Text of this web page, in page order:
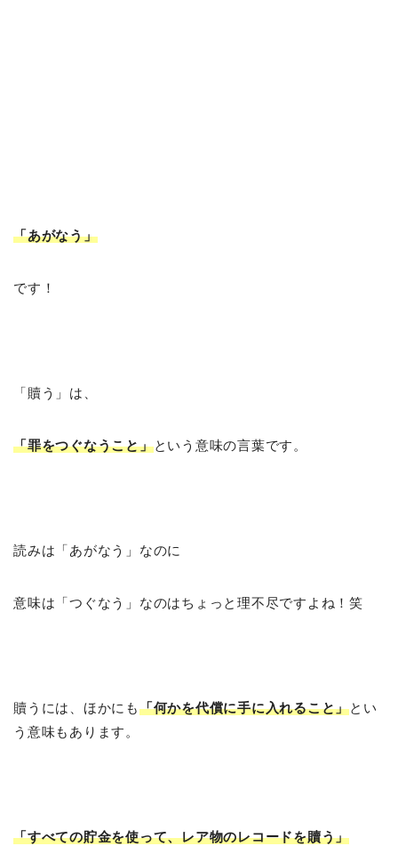
「あがなう」
です！
「贖う」は、
「罪をつぐなうこと」という意味の言葉です。
読みは「あがなう」なのに
意味は「つぐなう」なのはちょっと理不尽ですよね！笑
贖うには、ほかにも「何かを代償に手に入れること」とい
う意味もあります。
「すべての貯金を使って、レア物のレコードを贖う」